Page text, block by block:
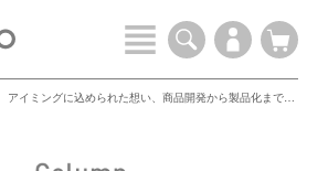
アイミングに込められた想い、商品開発から製品化までの軌跡